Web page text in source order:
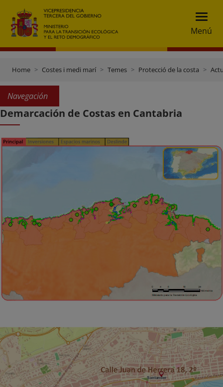
Menú
Home Costes i medi marí Temes Protecció de la costa
Navegación
Demarcación de Costas en Cantabria